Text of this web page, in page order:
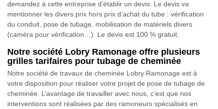
demandez à cette entreprise d’établir un devis. Le devis va
mentionner les divers prix hors prix d’achat du tube : vérification
du conduit, pose de tubage, mobilisation de matériels divers
(caméra pour vérification…). Le devis est 100 % gratuit.
Notre société Lobry Ramonage offre plusieurs
grilles tarifaires pour tubage de cheminée
Notre société de travaux de cheminée Lobry Ramonage est à
votre disposition pour réaliser votre projet de pose de tubage de
cheminée. L’avantage de travailler avec nous, c’est que nos
interventions sont réalisées par des ramoneurs spécialisés en